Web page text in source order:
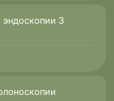
эндоскопии 3